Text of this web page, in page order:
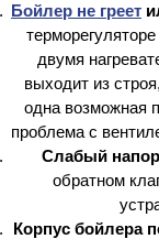
Бойлер не греет
двумя
выходит из
одна возможная
проблема с
Слабый
обратном
Корпус бойлера